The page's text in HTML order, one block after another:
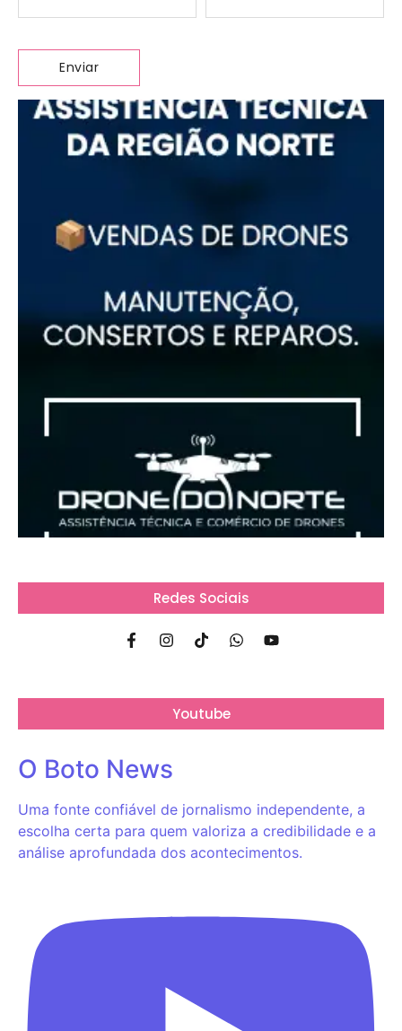
Redes Sociais
Youtube
O Boto News
Uma fonte confiável de jornalismo independente, a
escolha certa para quem valoriza a credibilidade e a
análise aprofundada dos acontecimentos.